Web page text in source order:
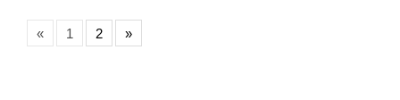
« 1 2 »